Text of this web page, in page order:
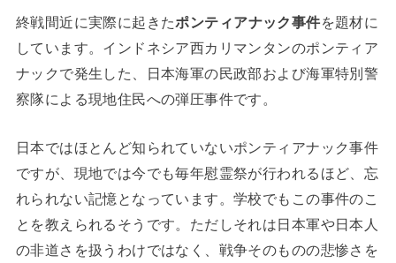
終戦間近に実際に起きたポンティアナック事件を題材に
しています。インドネシア西カリマンタンのポンティア
ナックで発生した、日本海軍の民政部および海軍特別警
察隊による現地住民への弾圧事件です。
日本ではほとんど知られていないポンティアナック事件
ですが、現地では今でも毎年慰霊祭が行われるほど、忘
れられない記憶となっています。学校でもこの事件のこ
とを教えられるそうです。ただしそれは日本軍や日本人
の非道さを扱うわけではなく、戦争そのものの悲惨さを